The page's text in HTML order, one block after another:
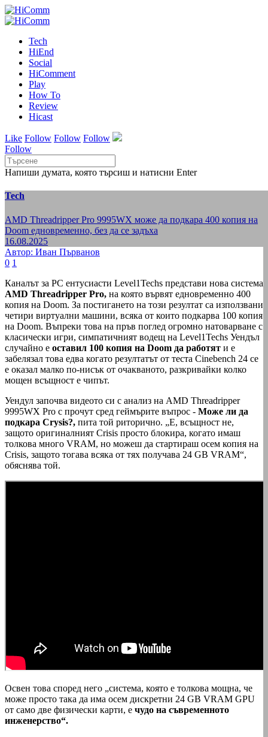
Tech
HiEnd
Social
HiComment
Play
How To
Review
Hicast
Like Follow Follow Follow
Follow
Напиши думата, която търсиш и натисни Enter
Tech
AMD Threadripper Pro 9995WX може да подкара 400 копия на
Doom едновременно, без да се задъха
16.08.2025
Автор: Иван Първанов
0 1
Каналът за PC ентусиасти Level1Techs представи нова система
AMD Threadripper Pro, на която вървят едновременно 400
копия на Doom. За постигането на този резултат са използвани
четири виртуални машини, всяка от които подкарва 100 копия
на Doom. Въпреки това на пръв поглед огромно натоварване с
класически игри, симпатичният водещ на Level1Techs Уендъл
случайно е оставил 100 копия на Doom да работят и е
забелязал това едва когато резултатът от теста Cinebench 24 се
е оказал малко по-нисък от очакваното, разкривайки колко
мощен всъщност е чипът.
Уендул започва видеото си с анализ на AMD Threadripper
9995WX Pro с прочут сред геймърите въпрос - Може ли да
подкара Crysis?, пита той риторично. „Е, всъщност не,
защото оригиналният Crisis просто блокира, когато имаш
толкова много VRAM, но можеш да стартираш осем копия на
Crisis, защото тогава всяка от тях получава 24 GB VRAM“,
обяснява той.
Освен това според него „система, която е толкова мощна, че
може просто така да има осем дискретни 24 GB VRAM GPU
от само две физически карти, е чудо на съвременното
инженерство“.